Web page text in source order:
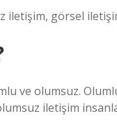
görsel
ve olumsuz.
iletişim